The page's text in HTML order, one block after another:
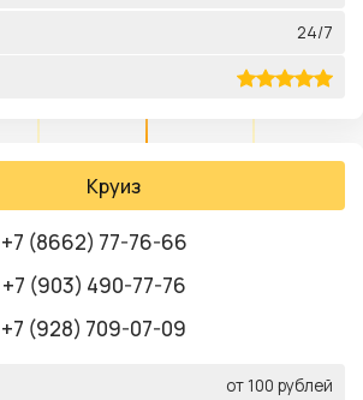
24/7
Круиз
+7 (8662) 77-76-66
+7 (903) 490-77-76
+7 (928) 709-07-09
от 100 рублей